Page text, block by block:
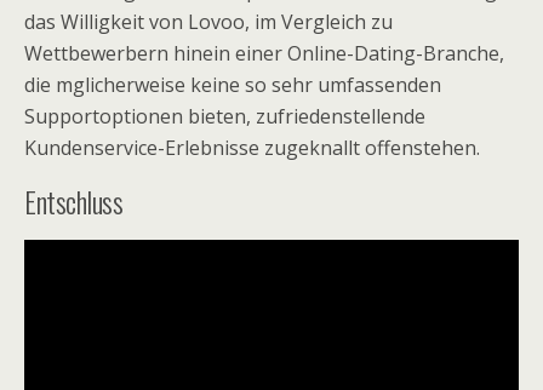
das Willigkeit von Lovoo, im Vergleich zu
Wettbewerbern hinein einer Online-Dating-Branche,
die mglicherweise keine so sehr umfassenden
Supportoptionen bieten, zufriedenstellende
Kundenservice-Erlebnisse zugeknallt offenstehen.
Entschluss